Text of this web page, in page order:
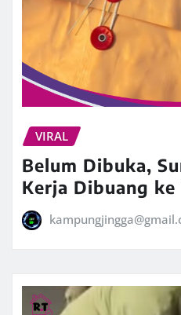
VIRAL
Belum Dibuka,
Kerja Dibuang ke